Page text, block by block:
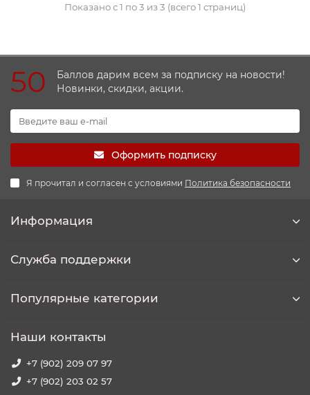
Показано с 1 по 3 из 3 (всего 1 страниц)
50
Баллов дарим всем за подписку на новости!
Новинки, скидки, акции.
Оформить подписку
Я прочитал и согласен с условиями Политика безопасности
Информация
Служба поддержки
Популярные категории
Наши контакты
+7 (902) 209 07 97
+7 (902) 203 02 57